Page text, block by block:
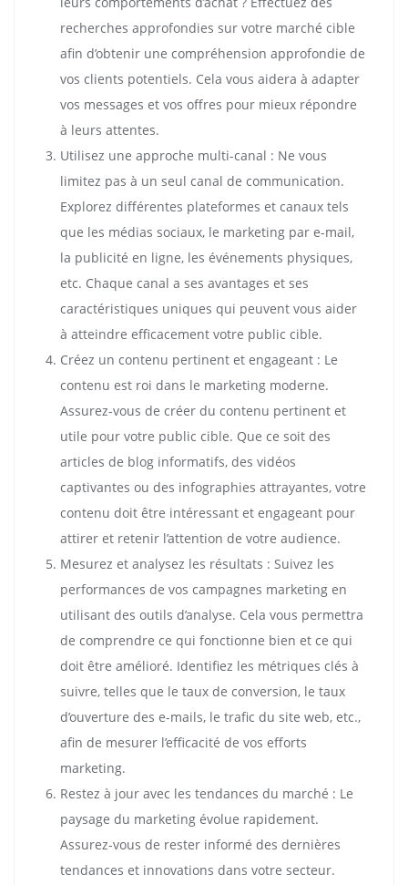
recherches approfondies sur votre marché cible
afin d’obtenir une compréhension approfondie de
vos clients potentiels. Cela vous aidera à adapter
vos messages et vos offres pour mieux répondre
à leurs attentes.
Utilisez une approche multi-canal : Ne vous
limitez pas à un seul canal de communication.
Explorez différentes plateformes et canaux tels
que les médias sociaux, le marketing par e-mail,
la publicité en ligne, les événements physiques,
etc. Chaque canal a ses avantages et ses
caractéristiques uniques qui peuvent vous aider
à atteindre efficacement votre public cible.
Créez un contenu pertinent et engageant : Le
contenu est roi dans le marketing moderne.
Assurez-vous de créer du contenu pertinent et
utile pour votre public cible. Que ce soit des
articles de blog informatifs, des vidéos
captivantes ou des infographies attrayantes, votre
contenu doit être intéressant et engageant pour
attirer et retenir l’attention de votre audience.
Mesurez et analysez les résultats : Suivez les
performances de vos campagnes marketing en
utilisant des outils d’analyse. Cela vous permettra
de comprendre ce qui fonctionne bien et ce qui
doit être amélioré. Identifiez les métriques clés à
suivre, telles que le taux de conversion, le taux
d’ouverture des e-mails, le trafic du site web, etc.,
afin de mesurer l’efficacité de vos efforts
marketing.
Restez à jour avec les tendances du marché : Le
paysage du marketing évolue rapidement.
Assurez-vous de rester informé des dernières
tendances et innovations dans votre secteur.